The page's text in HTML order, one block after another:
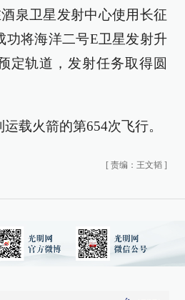
泉卫星发射中心使用长征
功将海洋二号E卫星发射升
定轨道，发射任务取得圆
载火箭的第654次飞行。
[ 责编：王文韬 ]